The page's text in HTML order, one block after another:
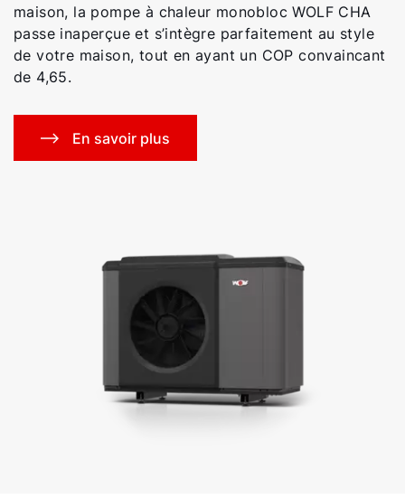
maison, la pompe à chaleur monobloc WOLF CHA
passe inaperçue et s’intègre parfaitement au style
de votre maison, tout en ayant un COP convaincant
de 4,65.
En savoir plus